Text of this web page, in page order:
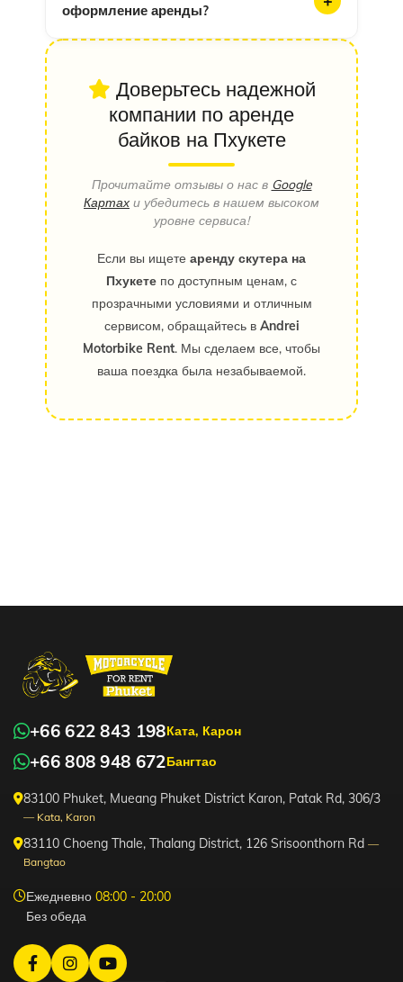
оформление аренды?
Доверьтесь надежной
компании по аренде
байков на Пхукете
Прочитайте отзывы о нас в Google
Картах и убедитесь в нашем высоком
уровне сервиса!
Если вы ищете аренду скутера на
Пхукете по доступным ценам, с
прозрачными условиями и отличным
сервисом, обращайтесь в Andrei
Motorbike Rent. Мы сделаем все, чтобы
ваша поездка была незабываемой.
+66 622 843 198Ката, Карон
+66 808 948 672Бангтао
83100 Phuket, Mueang Phuket District Karon, Patak Rd, 306/3
— Kata, Karon
83110 Choeng Thale, Thalang District, 126 Srisoonthorn Rd —
Bangtao
Ежедневно 08:00 - 20:00
Без обеда